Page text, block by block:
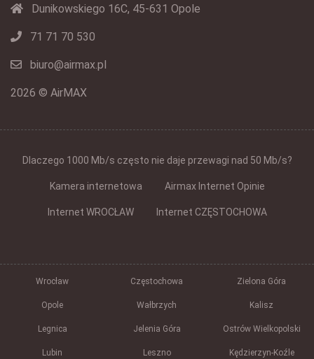
Dunikowskiego 16C, 45-631 Opole
71 71 70 530
biuro@airmax.pl
2026 © AirMAX
Dlaczego 1000 Mb/s często nie daje przewagi nad 50 Mb/s?
Kamera internetowa Airmax Internet Opinie
Internet WROCŁAW Internet CZĘSTOCHOWA
Wrocław Częstochowa Zielona Góra
Opole Wałbrzych Kalisz
Legnica Jelenia Góra Ostrów Wielkopolski
Lubin Leszno Kędzierzyn-Koźle